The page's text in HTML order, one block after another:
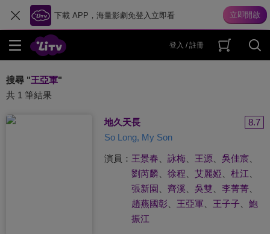
下載 APP，海量影劇免登入立即看
登入 / 註冊
搜尋 "王亞軍"
共 1 筆結果
地久天長
8.7
So Long, My Son
演員： 王景春 詠梅、 王源、 吳佳宸
劉芮麟、 徐程 艾麗婭 杜江
張新園
齊溪 吳雙 李菁菁、
趙燕國彰、 王亞軍 王子子
鮑
振江